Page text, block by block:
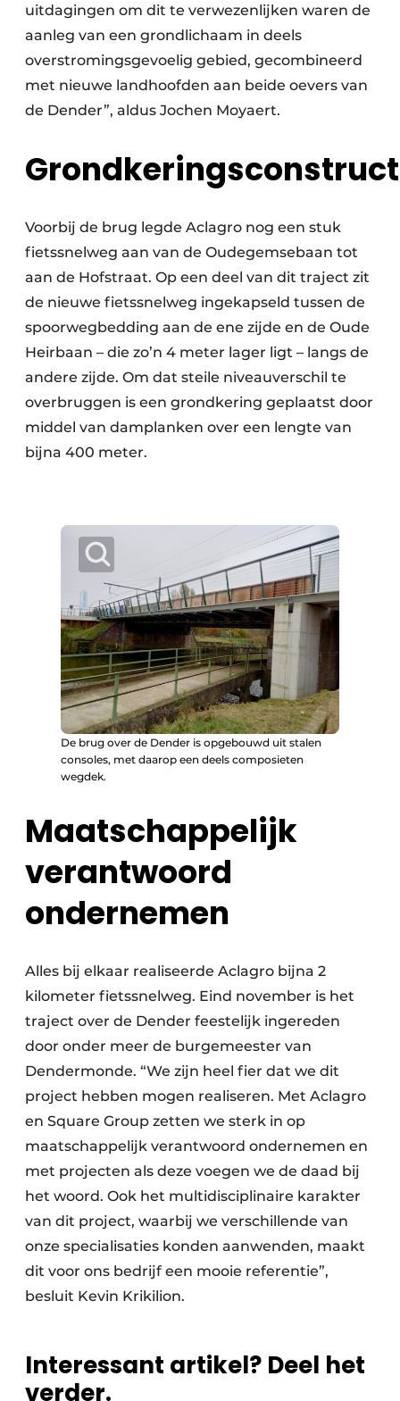
uitdagingen om dit te verwezenlijken waren de
aanleg van een grondlichaam in deels
overstromingsgevoelig gebied, gecombineerd
met nieuwe landhoofden aan beide oevers van
de Dender”, aldus Jochen Moyaert.
Voorbij de brug legde Aclagro nog een stuk
fietssnelweg aan van de Oudegemsebaan tot
aan de Hofstraat. Op een deel van dit traject zit
de nieuwe fietssnelweg ingekapseld tussen de
spoorwegbedding aan de ene zijde en de Oude
Heirbaan – die zo’n 4 meter lager ligt – langs de
andere zijde. Om dat steile niveauverschil te
overbruggen is een grondkering geplaatst door
middel van damplanken over een lengte van
bijna 400 meter.
De brug over de Dender is opgebouwd uit stalen
consoles, met daarop een deels composieten
wegdek.
Maatschappelijk
verantwoord
ondernemen
Alles bij elkaar realiseerde Aclagro bijna 2
kilometer fietssnelweg. Eind november is het
traject over de Dender feestelijk ingereden
door onder meer de burgemeester van
Dendermonde. “We zijn heel fier dat we dit
project hebben mogen realiseren. Met Aclagro
en Square Group zetten we sterk in op
maatschappelijk verantwoord ondernemen en
met projecten als deze voegen we de daad bij
het woord. Ook het multidisciplinaire karakter
van dit project, waarbij we verschillende van
onze specialisaties konden aanwenden, maakt
dit voor ons bedrijf een mooie referentie”,
besluit Kevin Krikilion.
Interessant artikel? Deel het
verder.